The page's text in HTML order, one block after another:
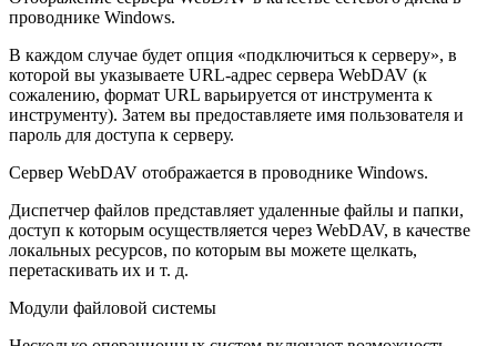
проводнике Windows.
В каждом случае будет опция «подключиться к серверу», в
которой вы указываете URL-адрес сервера WebDAV (к
сожалению, формат URL варьируется от инструмента к
инструменту). Затем вы предоставляете имя пользователя и
пароль для доступа к серверу.
Сервер WebDAV отображается в проводнике Windows.
Диспетчер файлов представляет удаленные файлы и папки,
доступ к которым осуществляется через WebDAV, в качестве
локальных ресурсов, по которым вы можете щелкать,
перетаскивать их и т. д.
Модули файловой системы